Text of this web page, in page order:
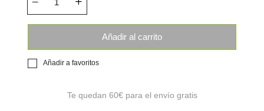
Añadir al carrito
Añadir a favoritos
Te quedan 60€para el envío gratis